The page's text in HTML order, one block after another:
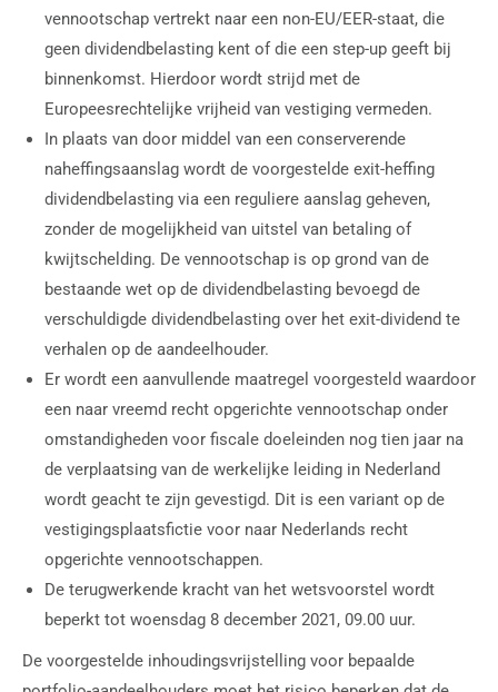
vennootschap vertrekt naar een non-EU/EER-staat, die
geen dividendbelasting kent of die een step-up geeft bij
binnenkomst. Hierdoor wordt strijd met de
Europeesrechtelijke vrijheid van vestiging vermeden.
In plaats van door middel van een conserverende
naheffingsaanslag wordt de voorgestelde exit-heffing
dividendbelasting via een reguliere aanslag geheven,
zonder de mogelijkheid van uitstel van betaling of
kwijtschelding. De vennootschap is op grond van de
bestaande wet op de dividendbelasting bevoegd de
verschuldigde dividendbelasting over het exit-dividend te
verhalen op de aandeelhouder.
Er wordt een aanvullende maatregel voorgesteld waardoor
een naar vreemd recht opgerichte vennootschap onder
omstandigheden voor fiscale doeleinden nog tien jaar na
de verplaatsing van de werkelijke leiding in Nederland
wordt geacht te zijn gevestigd. Dit is een variant op de
vestigingsplaatsfictie voor naar Nederlands recht
opgerichte vennootschappen.
De terugwerkende kracht van het wetsvoorstel wordt
beperkt tot woensdag 8 december 2021, 09.00 uur.
De voorgestelde inhoudingsvrijstelling voor bepaalde